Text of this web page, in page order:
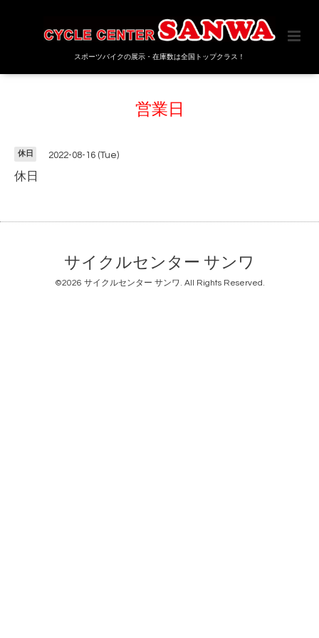
スポーツバイクの展示・在庫数は全国トップクラス！
営業日
休日 2022-08-16 (Tue)
休日
サイクルセンター サンワ
©2026 サイクルセンター サンワ. All Rights Reserved.